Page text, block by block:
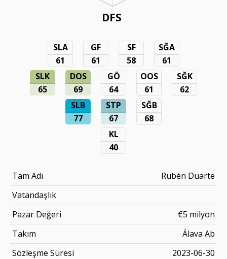
DFS
SLA
61
GF
61
SF
58
SĞA
61
SLK
65
DOS
69
GÖ
64
OOS
61
SĞK
62
SLB
77
STP
67
SĞB
68
KL
40
Tam Adı
Rubén Duarte
Vatandaşlık
Pazar Değeri
€5 milyon
Takım
Álava Ab
Sözleşme Süresi
2023-06-30